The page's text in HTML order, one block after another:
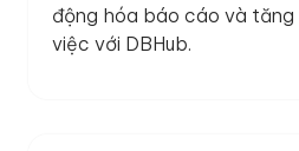
động hóa báo cáo và tăng
việc với DBHub.